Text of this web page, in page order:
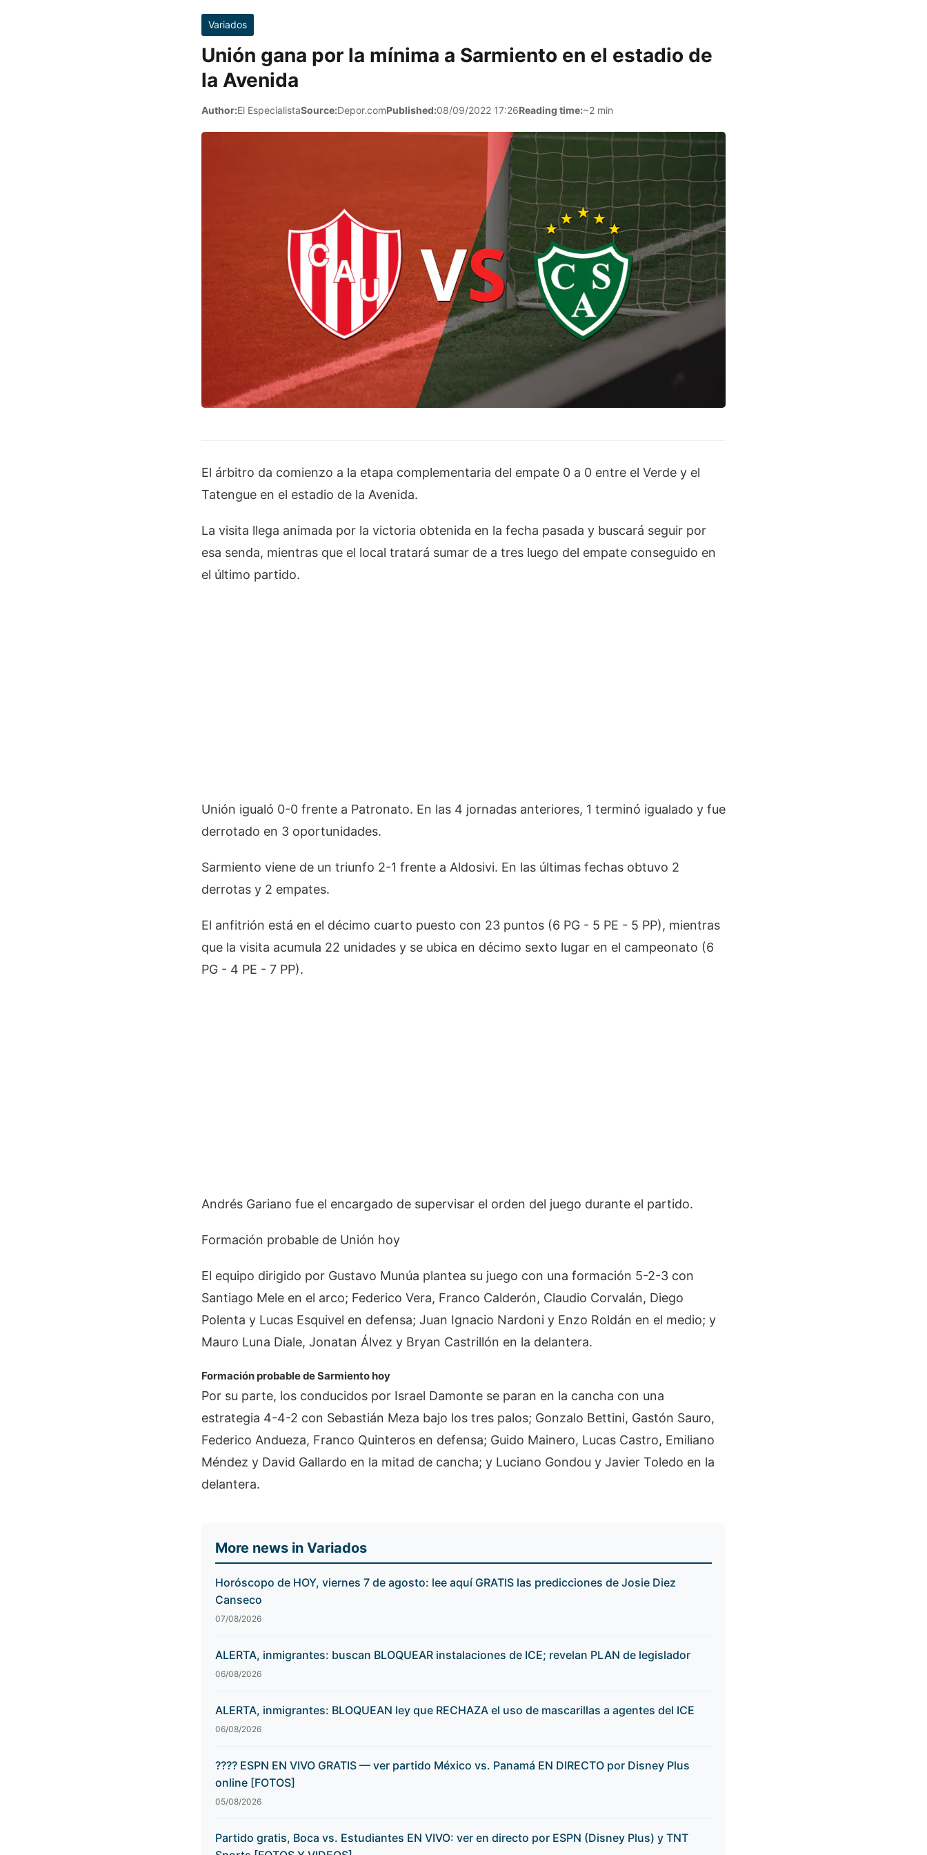
Variados
Unión gana por la mínima a Sarmiento en el estadio de
la Avenida
Author:El EspecialistaSource:Depor.comPublished:08/09/2022 17:26Reading time:~2 min
El árbitro da comienzo a la etapa complementaria del empate 0 a 0 entre el Verde y el
Tatengue en el estadio de la Avenida.
La visita llega animada por la victoria obtenida en la fecha pasada y buscará seguir por
esa senda, mientras que el local tratará sumar de a tres luego del empate conseguido en
el último partido.
Unión igualó 0-0 frente a Patronato. En las 4 jornadas anteriores, 1 terminó igualado y fue
derrotado en 3 oportunidades.
Sarmiento viene de un triunfo 2-1 frente a Aldosivi. En las últimas fechas obtuvo 2
derrotas y 2 empates.
El anfitrión está en el décimo cuarto puesto con 23 puntos (6 PG - 5 PE - 5 PP), mientras
que la visita acumula 22 unidades y se ubica en décimo sexto lugar en el campeonato (6
PG - 4 PE - 7 PP).
Andrés Gariano fue el encargado de supervisar el orden del juego durante el partido.
Formación probable de Unión hoy
El equipo dirigido por Gustavo Munúa plantea su juego con una formación 5-2-3 con
Santiago Mele en el arco; Federico Vera, Franco Calderón, Claudio Corvalán, Diego
Polenta y Lucas Esquivel en defensa; Juan Ignacio Nardoni y Enzo Roldán en el medio; y
Mauro Luna Diale, Jonatan Álvez y Bryan Castrillón en la delantera.
Formación probable de Sarmiento hoy
Por su parte, los conducidos por Israel Damonte se paran en la cancha con una
estrategia 4-4-2 con Sebastián Meza bajo los tres palos; Gonzalo Bettini, Gastón Sauro,
Federico Andueza, Franco Quinteros en defensa; Guido Mainero, Lucas Castro, Emiliano
Méndez y David Gallardo en la mitad de cancha; y Luciano Gondou y Javier Toledo en la
delantera.
More news in Variados
Horóscopo de HOY, viernes 7 de agosto: lee aquí GRATIS las predicciones de Josie Diez
Canseco
07/08/2026
ALERTA, inmigrantes: buscan BLOQUEAR instalaciones de ICE; revelan PLAN de legislador
06/08/2026
ALERTA, inmigrantes: BLOQUEAN ley que RECHAZA el uso de mascarillas a agentes del ICE
06/08/2026
???? ESPN EN VIVO GRATIS — ver partido México vs. Panamá EN DIRECTO por Disney Plus
online [FOTOS]
05/08/2026
Partido gratis, Boca vs. Estudiantes EN VIVO: ver en directo por ESPN (Disney Plus) y TNT